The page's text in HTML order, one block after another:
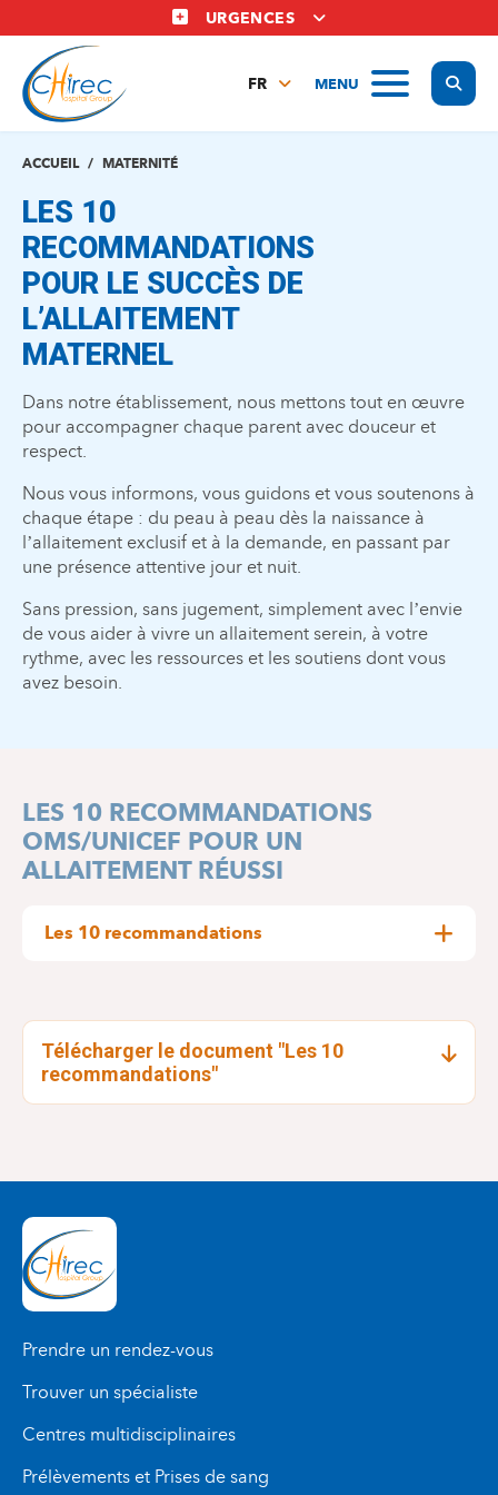
au
contenu
principal
URGENCES
MENU
FR
ACCUEIL MATERNITÉ
LES 10
RECOMMANDATIONS
POUR LE SUCCÈS DE
L’ALLAITEMENT
MATERNEL
Dans notre établissement, nous mettons tout en œuvre
pour accompagner chaque parent avec douceur et
respect.
Nous vous informons, vous guidons et vous soutenons à
chaque étape : du peau à peau dès la naissance à
l’allaitement exclusif et à la demande, en passant par
une présence attentive jour et nuit.
Sans pression, sans jugement, simplement avec l’envie
de vous aider à vivre un allaitement serein, à votre
rythme, avec les ressources et les soutiens dont vous
avez besoin.
LES 10 RECOMMANDATIONS
OMS/UNICEF POUR UN
ALLAITEMENT RÉUSSI
Les 10 recommandations
la connaissance de tous les personnels
soignants.
avantages de l’allaitement maternel et de sa
pratique
l’établissement.
Placer les nouveau-nés en peau-à-peau
leur mère immédiatement à la naissance et ce
mères à reconnaître quand leur bébé est prêt à
l’allaitement au sein et comment entretenir la
Télécharger le document "Les 10
recommandations"
Prendre un rendez-vous
Trouver un spécialiste
Centres multidisciplinaires
Prélèvements et Prises de sang